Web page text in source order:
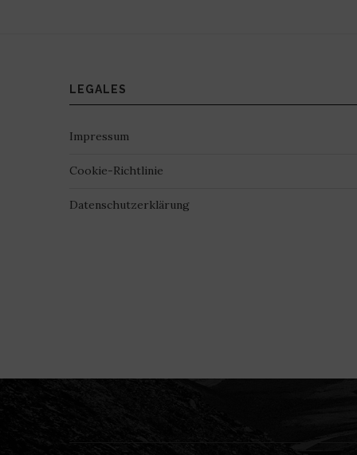
LEGALES
Impressum
Cookie-Richtlinie
Datenschutzerklärung